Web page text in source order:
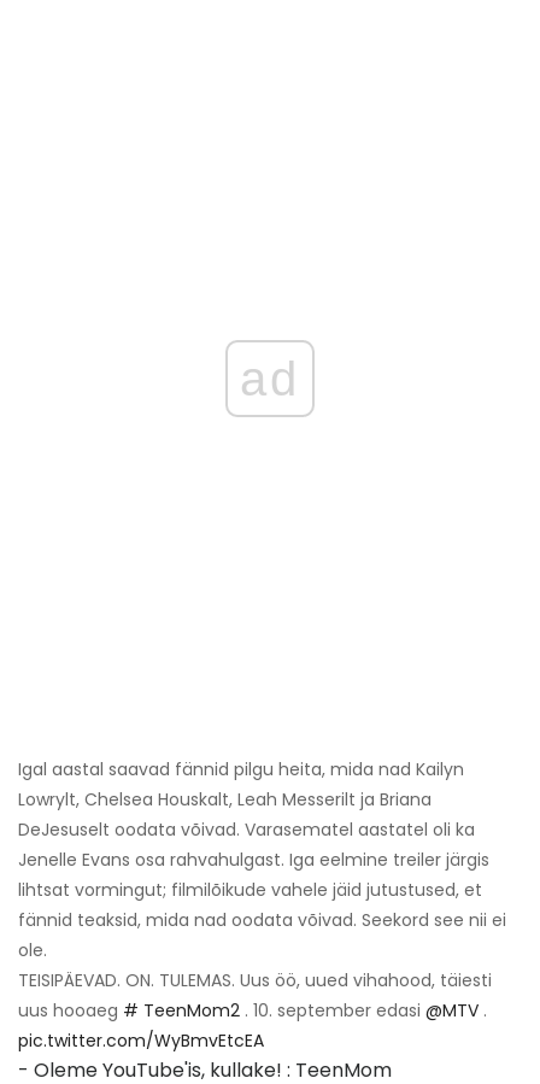
ad
Igal aastal saavad fännid pilgu heita, mida nad Kailyn
Lowrylt, Chelsea Houskalt, Leah Messerilt ja Briana
DeJesuselt oodata võivad. Varasematel aastatel oli ka
Jenelle Evans osa rahvahulgast. Iga eelmine treiler järgis
lihtsat vormingut; filmilõikude vahele jäid jutustused, et
fännid teaksid, mida nad oodata võivad. Seekord see nii ei
ole.
TEISIPÄEVAD. ON. TULEMAS. Uus öö, uued vihahood, täiesti
uus hooaeg # TeenMom2 . 10. september edasi @MTV .
pic.twitter.com/WyBmvEtcEA
- Oleme YouTube'is, kullake! : TeenMom